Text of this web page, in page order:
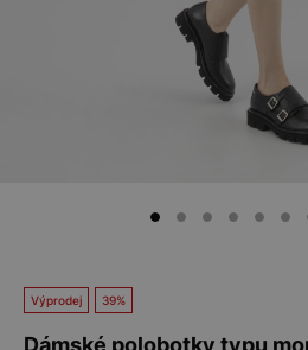
Výprodej 39%
Dámské polobotky typu